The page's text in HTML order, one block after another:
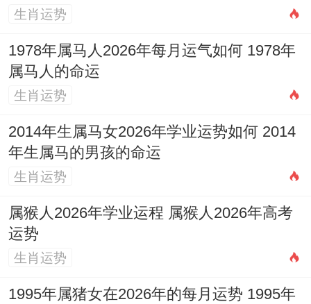
生肖运势
1978年属马人2026年每月运气如何 1978年
属马人的命运
生肖运势
2014年生属马女2026年学业运势如何 2014
年生属马的男孩的命运
生肖运势
属猴人2026年学业运程 属猴人2026年高考
运势
生肖运势
1995年属猪女在2026年的每月运势 1995年